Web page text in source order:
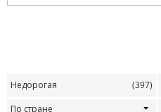
Недорогая (397)
По стране